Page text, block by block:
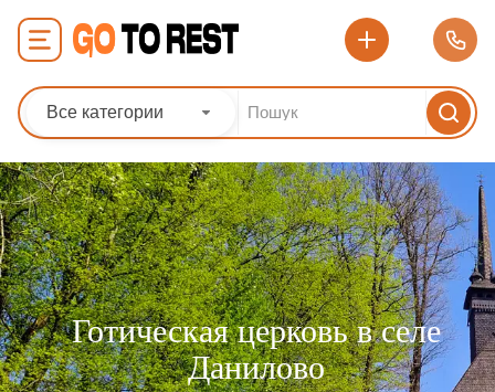
Все категории
Готическая церковь в селе
Данилово